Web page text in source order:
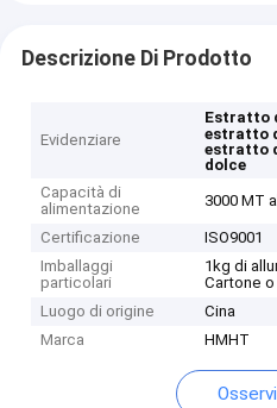
Descrizione Di Prodotto
Evidenziare
Estratto
estratto
estratto
dolce
Capacità di
alimentazione
3000 MT
Certificazione
ISO9001
Imballaggi
particolari
1kg di
Cartone
Luogo di origine
Cina
Marca
HMHT